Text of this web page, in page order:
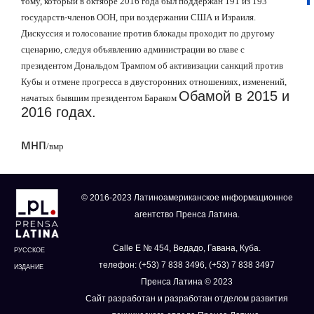
государств-членов ООН, при воздержании США и Израиля.
Дискуссия и голосование против блокады проходит по другому
сценарию, следуя объявлению администрации во главе с
президентом Дональдом Трампом об активизации санкций против
Кубы и отмене прогресса в двусторонних отношениях, изменений,
начатых бывшим президентом Бараком Обамой в 2015 и
2016 годах.
мнп/вмр
РУССКОЕ
ИЗДАНИЕ
© 2016-2023 Латиноамериканское информационное
агентство Пренса Латина.
Calle E № 454, Ведадо, Гавана, Куба.
телефон: (+53) 7 838 3496, (+53) 7 838 3497
Пренса Латина © 2023
Сайт разработан и разработан отделом развития